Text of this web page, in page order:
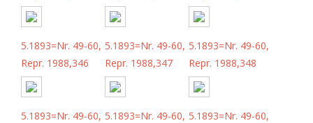
5.1893=Nr. 49-60,
Repr. 1988,346
5.1893=Nr. 49-60,
Repr. 1988,347
5.1893=Nr. 49-60,
Repr. 1988,348
5.1893=Nr. 49-60, 5.1893=Nr. 49-60, 5.1893=Nr. 49-60,